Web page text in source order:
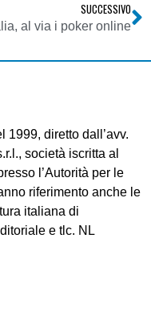
SUCCESSIVO
al via i poker online
1999, diretto dall’avv.
società iscritta al
l’Autorità per le
riferimento anche le
italiana di
e tlc. NL